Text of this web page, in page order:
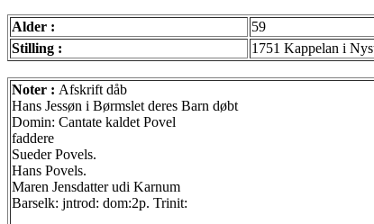
Alder :
59
Stilling :
1751 Kappelan i
Noter : Afskrift dåb
Hans Jessøn i Børmslet deres Barn døbt
Domin: Cantate kaldet Povel
faddere
Sueder Povels.
Hans Povels.
Maren Jensdatter udi Karnum
Barselk: jntrod: dom:2p. Trinit: